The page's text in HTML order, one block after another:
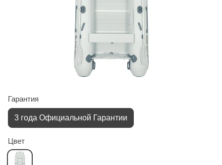
Гарантия
3 года Официальной Гарантии
Цвет